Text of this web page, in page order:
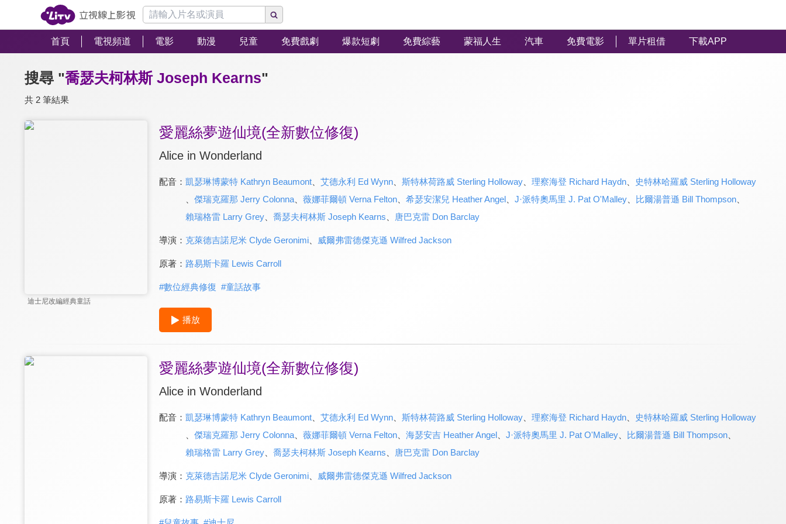
首頁 電視頻道 電影 動漫 兒童 免費戲劇 爆款短劇 免費綜藝 蒙福人生 汽車 免費電影 單片租借 下載APP
搜尋 "喬瑟夫柯林斯 Joseph Kearns"
共 2 筆結果
迪士尼改編經典童話
愛麗絲夢遊仙境(全新數位修復)
Alice in Wonderland
配音： 凱瑟琳博蒙特 Kathryn Beaumont、 艾德永利 Ed Wynn、 斯特林荷路威 Sterling Holloway、 理察海登 Richard Haydn、
史特林哈羅威 Sterling Holloway
傑瑞克羅那 Jerry Colonna、 薇娜菲爾頓 Verna Felton、 希瑟安潔兒 Heather Angel、 J·派特奧馬里 J. Pat O'Malley、 比爾湯普遜 Bill Thompson、
賴瑞格雷 Larry Grey、 喬瑟夫柯林斯 Joseph Kearns 唐巴克雷 Don Barclay
導演： 克萊德吉諾尼米 Clyde Geronimi、 威爾弗雷德傑克遜 Wilfred Jackson
原著： 路易斯卡羅 Lewis Carroll
#數位經典修復 #童話故事
播放
愛麗絲夢遊仙境(全新數位修復)
Alice in Wonderland
配音： 凱瑟琳博蒙特 Kathryn Beaumont、 艾德永利 Ed Wynn、 斯特林荷路威 Sterling Holloway、 理察海登 Richard Haydn、
史特林哈羅威 Sterling Holloway
傑瑞克羅那 Jerry Colonna、 薇娜菲爾頓 Verna Felton、 海瑟安吉 Heather Angel、 J·派特奧馬里 J. Pat O'Malley、 比爾湯普遜 Bill Thompson、
賴瑞格雷 Larry Grey、 喬瑟夫柯林斯 Joseph Kearns 唐巴克雷 Don Barclay
導演： 克萊德吉諾尼米 Clyde Geronimi、 威爾弗雷德傑克遜 Wilfred Jackson
原著： 路易斯卡羅 Lewis Carroll